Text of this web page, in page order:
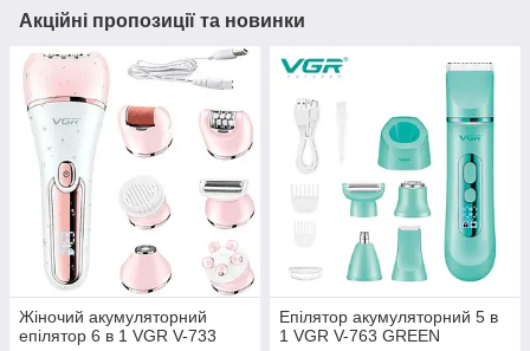
Акційні пропозиції та новинки
Жіночий акумуляторний
епілятор 6 в 1 VGR V-733
Епілятор акумуляторний 5 в
1 VGR V-763 GREEN